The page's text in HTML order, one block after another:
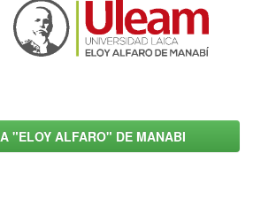
"ELOY ALFARO" DE MANABI